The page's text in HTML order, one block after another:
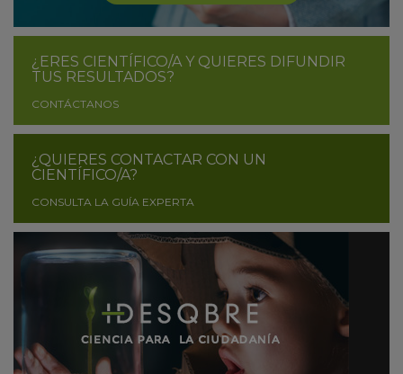
¿ERES CIENTÍFICO/A Y QUIERES DIFUNDIR
TUS RESULTADOS?
CONTÁCTANOS
¿QUIERES CONTACTAR CON UN
CIENTÍFICO/A?
CONSULTA LA GUÍA EXPERTA